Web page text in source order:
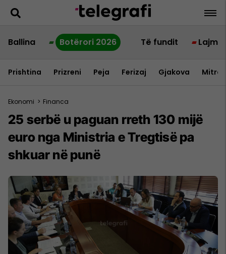
Ballina Botërori 2026 Të fundit Lajme
Prishtina Prizreni Peja Ferizaj Gjakova
Ekonomi > Financa
​25 serbë u paguan rreth 130 mijë
euro nga Ministria e Tregtisë pa
shkuar në punë